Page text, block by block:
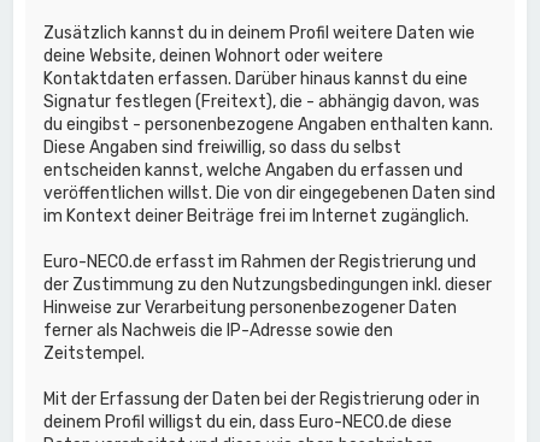
Zusätzlich kannst du in deinem Profil weitere Daten wie
deine Website, deinen Wohnort oder weitere
Kontaktdaten erfassen. Darüber hinaus kannst du eine
Signatur festlegen (Freitext), die - abhängig davon, was
du eingibst - personenbezogene Angaben enthalten kann.
Diese Angaben sind freiwillig, so dass du selbst
entscheiden kannst, welche Angaben du erfassen und
veröffentlichen willst. Die von dir eingegebenen Daten sind
im Kontext deiner Beiträge frei im Internet zugänglich.
Euro-NECO.de erfasst im Rahmen der Registrierung und
der Zustimmung zu den Nutzungsbedingungen inkl. dieser
Hinweise zur Verarbeitung personenbezogener Daten
ferner als Nachweis die IP-Adresse sowie den
Zeitstempel.
Mit der Erfassung der Daten bei der Registrierung oder in
deinem Profil willigst du ein, dass Euro-NECO.de diese